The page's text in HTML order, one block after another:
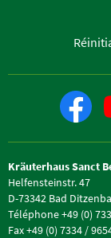
Kräuterhaus Sanct
Helfensteinstr. 47
D-73342 Bad
Téléphone +49 (0)
Fax +49 (0) 7334 /